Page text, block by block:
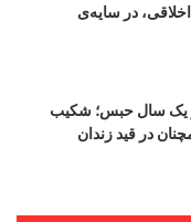
در سایه‌ی
یک سال حبس؛ شکیب
در قید زندان